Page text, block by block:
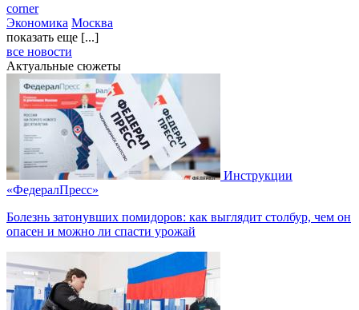
corner
Экономика Москва
показать еще [...]
все новости
Актуальные сюжеты
Инструкции
«ФедералПресс»
Болезнь затонувших помидоров: как выглядит столбур, чем он
опасен и можно ли спасти урожай